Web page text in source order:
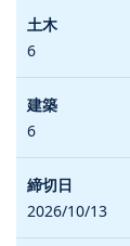
6
6
2026/10/13